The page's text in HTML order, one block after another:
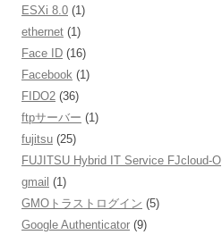
ESXi 8.0 (1)
ethernet (1)
Face ID (16)
Facebook (1)
FIDO2 (36)
ftpサーバー (1)
fujitsu (25)
FUJITSU Hybrid IT Service FJcloud-O
gmail (1)
GMOトラストログイン (5)
Google Authenticator (9)